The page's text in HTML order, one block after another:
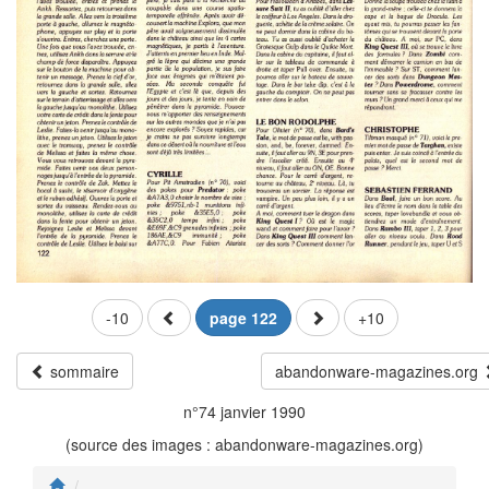
-10 page 122 +10
sommaire
abandonware-magazines.org
n°74 janvier 1990
(source des images : abandonware-magazines.org)